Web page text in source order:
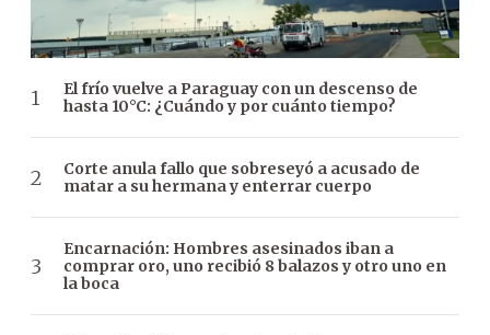
El frío vuelve a Paraguay con un descenso de
hasta 10°C: ¿Cuándo y por cuánto tiempo?
Corte anula fallo que sobreseyó a acusado de
matar a su hermana y enterrar cuerpo
Encarnación: Hombres asesinados iban a
comprar oro, uno recibió 8 balazos y otro uno en
la boca